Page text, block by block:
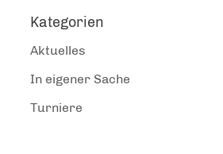
Kategorien
Aktuelles
In eigener Sache
Turniere